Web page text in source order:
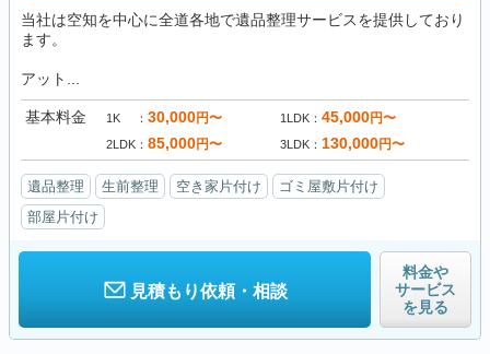
当社は空知を中心に全道各地で遺品整理サービスを提供しており
ます。
アット...
基本料金 1K 30,000円〜 1LDK 45,000円〜
2LDK 85,000円〜 3LDK 130,000円〜
遺品整理 生前整理 空き家片付け
ゴミ屋敷片付け
部屋片付け
見積もり依頼・相談
料金や
サービス
を見る